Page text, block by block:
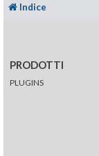
Indice
PRODOTTI
PLUGINS